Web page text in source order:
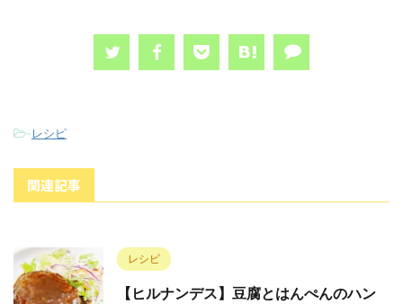
-レシピ
関連記事
レシピ
【ヒルナンデス】豆腐とはんぺんのハン